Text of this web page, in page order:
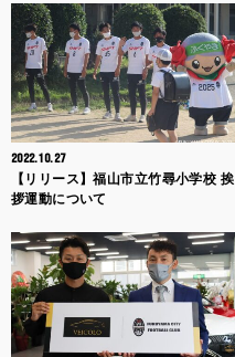
2022.10.27
【リリース】福山市立竹尋小学校 挨
拶運動について